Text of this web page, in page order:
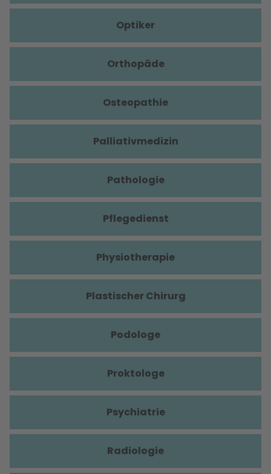
Optiker
Orthopäde
Osteopathie
Palliativmedizin
Pathologie
Pflegedienst
Physiotherapie
Plastischer Chirurg
Podologe
Proktologe
Psychiatrie
Radiologie